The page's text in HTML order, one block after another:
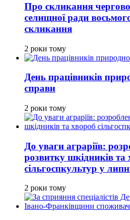
Про скликання
селищної ради
скликання
2 роки тому
День працівників
справи
2 роки тому
До уваги аграріїв:
розвитку шкідників та
сільгоспкультур у
2 роки тому